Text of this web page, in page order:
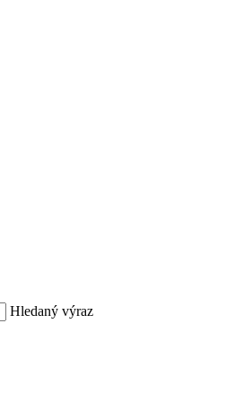
Hledaný výraz